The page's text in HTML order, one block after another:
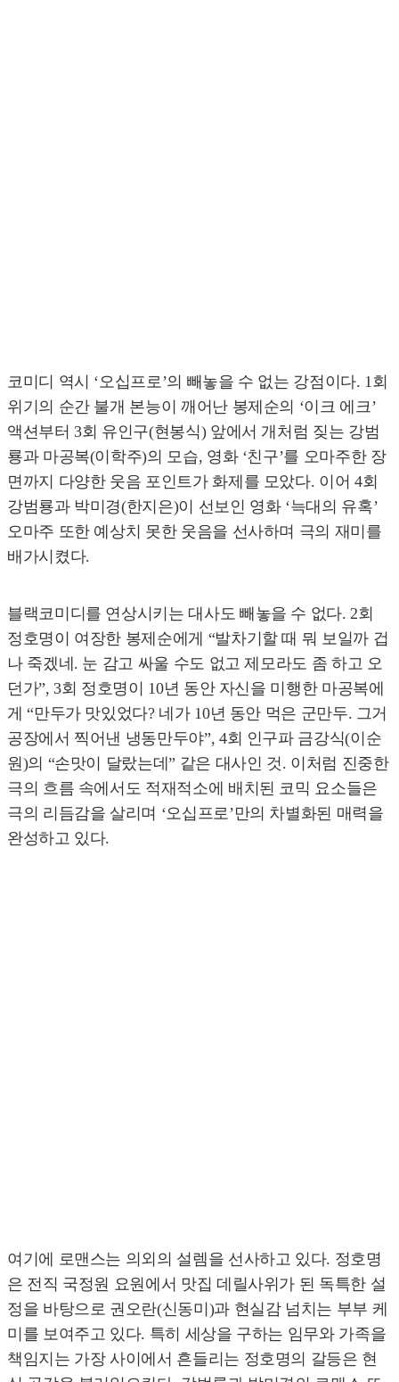
코미디 역시 ‘오십프로’의 빼놓을 수 없는 강점이다. 1회
위기의 순간 불개 본능이 깨어난 봉제순의 ‘이크 에크’
액션부터 3회 유인구(현봉식) 앞에서 개처럼 짖는 강범
룡과 마공복(이학주)의 모습, 영화 ‘친구’를 오마주한 장
면까지 다양한 웃음 포인트가 화제를 모았다. 이어 4회
강범룡과 박미경(한지은)이 선보인 영화 ‘늑대의 유혹’
오마주 또한 예상치 못한 웃음을 선사하며 극의 재미를
배가시켰다.
블랙코미디를 연상시키는 대사도 빼놓을 수 없다. 2회
정호명이 여장한 봉제순에게 “발차기할 때 뭐 보일까 겁
나 죽겠네. 눈 감고 싸울 수도 없고 제모라도 좀 하고 오
던가”, 3회 정호명이 10년 동안 자신을 미행한 마공복에
게 “만두가 맛있었다? 네가 10년 동안 먹은 군만두. 그거
공장에서 찍어낸 냉동만두야”, 4회 인구파 금강식(이순
원)의 “손맛이 달랐는데” 같은 대사인 것. 이처럼 진중한
극의 흐름 속에서도 적재적소에 배치된 코믹 요소들은
극의 리듬감을 살리며 ‘오십프로’만의 차별화된 매력을
완성하고 있다.
여기에 로맨스는 의외의 설렘을 선사하고 있다. 정호명
은 전직 국정원 요원에서 맛집 데릴사위가 된 독특한 설
정을 바탕으로 권오란(신동미)과 현실감 넘치는 부부 케
미를 보여주고 있다. 특히 세상을 구하는 임무와 가족을
책임지는 가장 사이에서 흔들리는 정호명의 갈등은 현